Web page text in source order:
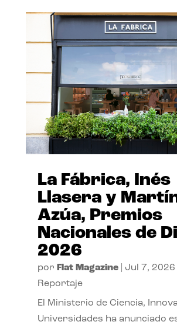
La Fábrica, Inés
Llasera y
Azúa, Premios
Nacionales de
2026
por Flat Magazine| Jul 7, 2026
Reportaje
El Ministerio de Ciencia,
Universidades ha anunciado